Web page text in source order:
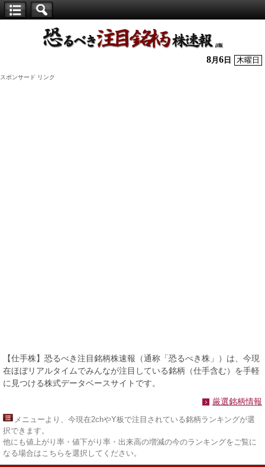
株】
8月 6 日 木曜日
スポンサード リンク
【仕手株】恐るべき注目銘柄株速報（通称「恐るべき株」）は、今現
在ほぼリアルタイムでみんなが注目している銘柄（仕手含む）を手軽
に見つける株式データベースサイトです。
厳選銘柄情報
メニューより、今現在2chやY板で注目されている銘柄ランキングが選
択できます。
他にも値上がり率・値下がり率・出来高の増減の今のランキングをご覧に
なる場合はこちらを選択してください。